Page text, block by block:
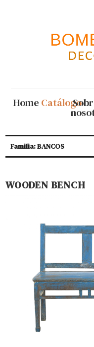
Home Catálogo
Familia: BANCOS
WOODEN BENCH